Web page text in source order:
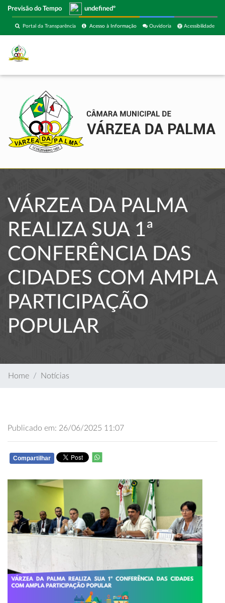
Previsão do Tempo undefinedº
Acessibilidade
Ouvidoria
Acesso à Informação
Portal da Transparência
VÁRZEA DA PALMA
REALIZA SUA 1ª
CONFERÊNCIA DAS
CIDADES COM AMPLA
PARTICIPAÇÃO
POPULAR
Home Notícias
Publicado em: 26/06/2025 11:07
Compartilhar